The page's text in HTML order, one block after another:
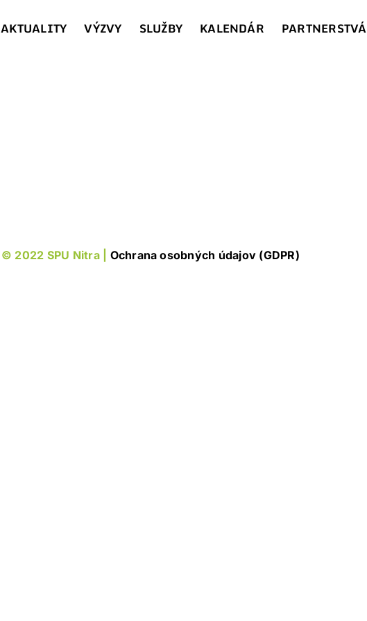
AKTUALITY VÝZVY SLUŽBY KALENDÁR PARTNERSTVÁ
© 2022 SPU Nitra | Ochrana osobných údajov (GDPR)